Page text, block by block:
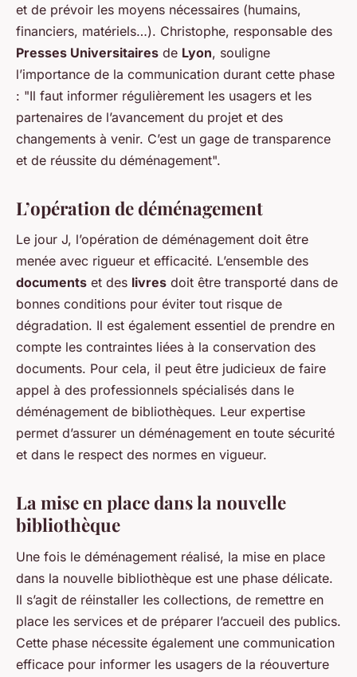
et de prévoir les moyens nécessaires (humains,
financiers, matériels…). Christophe, responsable des
Presses Universitaires de Lyon, souligne
l’importance de la communication durant cette phase
: "Il faut informer régulièrement les usagers et les
partenaires de l’avancement du projet et des
changements à venir. C’est un gage de transparence
et de réussite du déménagement".
L’opération de déménagement
Le jour J, l’opération de déménagement doit être
menée avec rigueur et efficacité. L’ensemble des
documents et des livres doit être transporté dans de
bonnes conditions pour éviter tout risque de
dégradation. Il est également essentiel de prendre en
compte les contraintes liées à la conservation des
documents. Pour cela, il peut être judicieux de faire
appel à des professionnels spécialisés dans le
déménagement de bibliothèques. Leur expertise
permet d’assurer un déménagement en toute sécurité
et dans le respect des normes en vigueur.
La mise en place dans la nouvelle
bibliothèque
Une fois le déménagement réalisé, la mise en place
dans la nouvelle bibliothèque est une phase délicate.
Il s’agit de réinstaller les collections, de remettre en
place les services et de préparer l’accueil des publics.
Cette phase nécessite également une communication
efficace pour informer les usagers de la réouverture